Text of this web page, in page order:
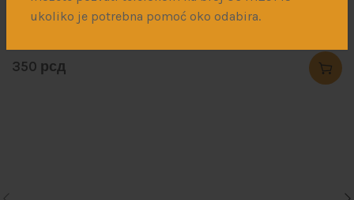
ukoliko je potrebna pomoć oko odabira.
350 рсд